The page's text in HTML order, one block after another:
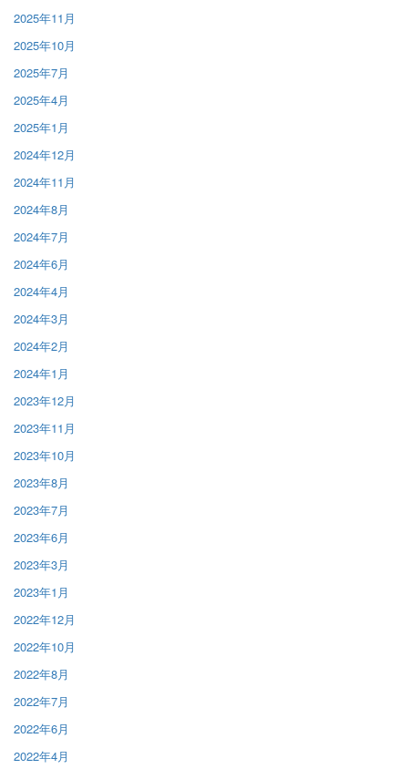
2025年11月
2025年10月
2025年7月
2025年4月
2025年1月
2024年12月
2024年11月
2024年8月
2024年7月
2024年6月
2024年4月
2024年3月
2024年2月
2024年1月
2023年12月
2023年11月
2023年10月
2023年8月
2023年7月
2023年6月
2023年3月
2023年1月
2022年12月
2022年10月
2022年8月
2022年7月
2022年6月
2022年4月